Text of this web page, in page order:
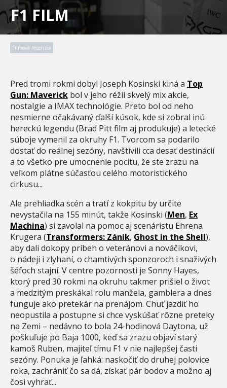
F1 FILM
Filmová recenzia
Pred tromi rokmi dobyl Joseph Kosinski kiná a Top
Gun: Maverick bol v jeho réžii skvelý mix akcie,
nostalgie a IMAX technológie. Preto bol od neho
nesmierne očakávaný ďalší kúsok, kde si zobral inú
hereckú legendu (Brad Pitt film aj produkuje) a letecké
súboje vymenil za okruhy F1. Tvorcom sa podarilo
dostať do reálnej sezóny, navštívili cca desať destinácií
a to všetko pre umocnenie pocitu, že ste zrazu na
veľkom plátne súčasťou celého motoristického
cirkusu...
Ale prehliadka scén a tratí z kokpitu by určite
nevystačila na 155 minút, takže Kosinski (Men, Ex
Machina) si zavolal na pomoc aj scenáristu Ehrena
Krugera (Transformers: Zánik, Ghost in the Shell),
aby dali dokopy príbeh o veteránovi a nováčikovi,
o nádeji i zlyhaní, o chamtivých sponzoroch i snaživých
šéfoch stajní. V centre pozornosti je Sonny Hayes,
ktorý pred 30 rokmi na okruhu takmer prišiel o život
a medzitým preskákal rolu manžela, gamblera a dnes
funguje ako pretekár na prenájom. Chuť jazdiť ho
neopustila a postupne si chce vyskúšať rôzne preteky
na Zemi – nedávno to bola 24-hodinová Daytona, už
poškuľuje po Baja 1000, keď sa zrazu objaví starý
kamoš Ruben, majiteľ tímu F1 v nie najlepšej časti
sezóny. Ponuka je ľahká: naskočiť do druhej polovice
roka, zachrániť čo sa dá, získať pár bodov a možno aj
čosi vyhrať...